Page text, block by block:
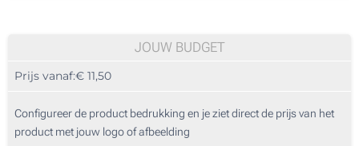
10
50
JOUW BUDGET
Prijs vanaf:€ 11,50
Configureer de product bedrukking en je ziet direct de prijs van het
product met jouw logo of afbeelding